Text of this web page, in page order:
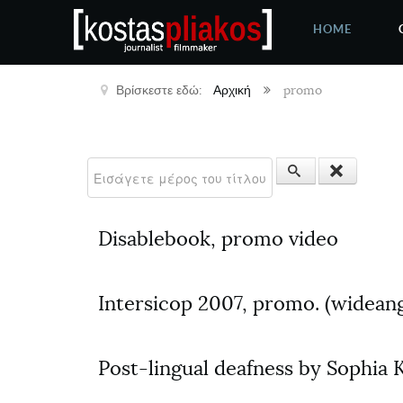
HOME
Βρίσκεστε εδώ: Αρχική promo
Disablebook, promo video
Intersicop 2007, promo.
Post-lingual deafness by